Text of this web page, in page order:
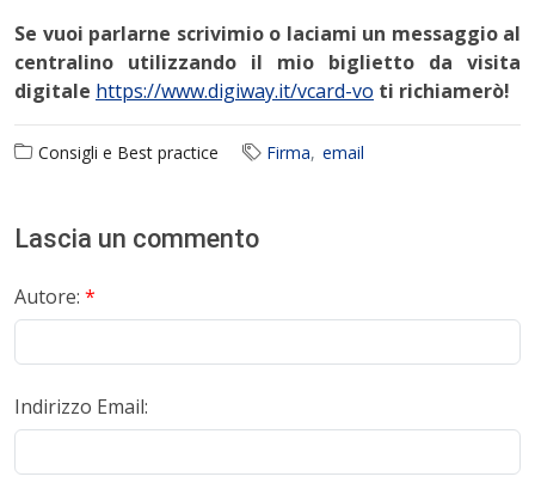
Se vuoi parlarne scrivimio o laciami un messaggio al
centralino utilizzando il mio biglietto da visita
digitale https://www.digiway.it/vcard-vo ti richiamerò!
Consigli e Best practice Firma email
Lascia un commento
Autore: *
Indirizzo Email: